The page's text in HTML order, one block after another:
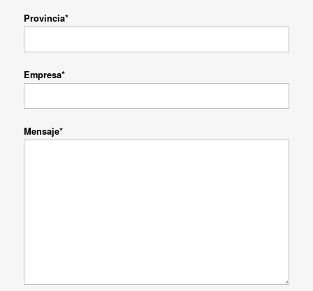
Provincia*
Empresa*
Mensaje*